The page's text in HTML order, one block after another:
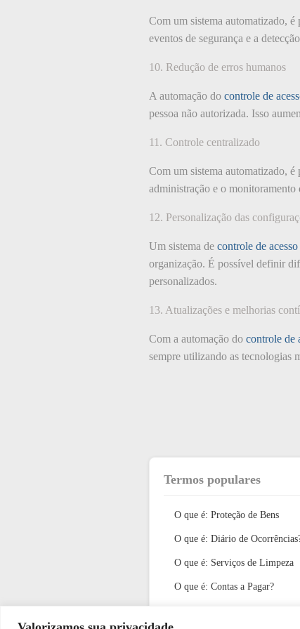
Com um sistema automatizado, é
eventos de segurança e a
10. Redução de erros humanos
A automação do controle de
pessoa não autorizada. Isso
11. Controle centralizado
Com um sistema automatizado, é
administração e o
12. Personalização das
Um sistema de controle de acesso
organização. É possível definir
personalizados.
13. Atualizações e melhorias
Com a automação do controle de
sempre utilizando as tecnologias
Termos populares
O que é: Proteção de Bens
O que é: Diário de
O que é: Serviços de Limpeza
O que é: Contas a Pagar?